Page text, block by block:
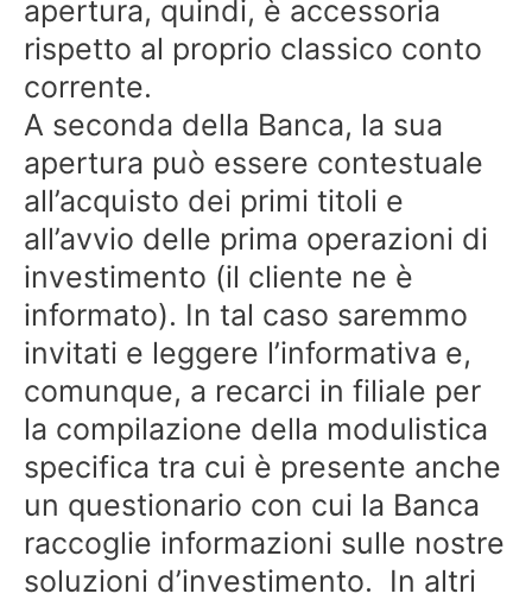
apertura, quindi, è accessoria
rispetto al proprio classico conto
corrente.
A seconda della Banca, la sua
apertura può essere contestuale
all’acquisto dei primi titoli e
all’avvio delle prima operazioni di
investimento (il cliente ne è
informato). In tal caso saremmo
invitati e leggere l’informativa e,
comunque, a recarci in filiale per
la compilazione della modulistica
specifica tra cui è presente anche
un questionario con cui la Banca
raccoglie informazioni sulle nostre
soluzioni d’investimento. In altri